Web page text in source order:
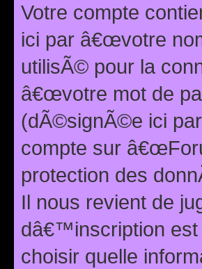
Votre compte
ici par â€œvotre
utilisÃ© pour la
â€œvotre mot de
(dÃ©signÃ©e ici
compte sur
protection des
Il nous revient de
dâ€™inscription est
choisir quelle